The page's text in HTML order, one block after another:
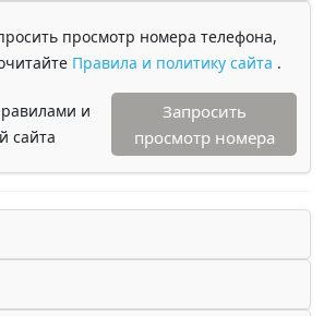
просмотр номера телефона,
Правила и политику сайта .
и
сайта
Запросить
просмотр номера